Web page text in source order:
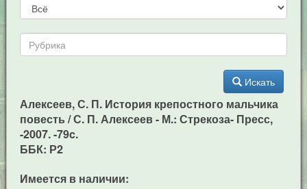
Искать
Алексеев, С. П. История крепостного мальчика
повесть / С. П. Алексеев - М.: Стрекоза- Пресс,
-2007. -79c.
ББК: Р2
Имеется в наличии: